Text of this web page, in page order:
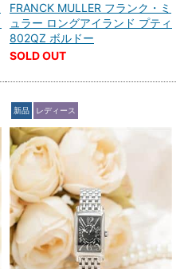
FRANCK MULLER フランク・ミ
ュラー ロングアイランド プティ
802QZ ボルドー
SOLD OUT
新品 レディース